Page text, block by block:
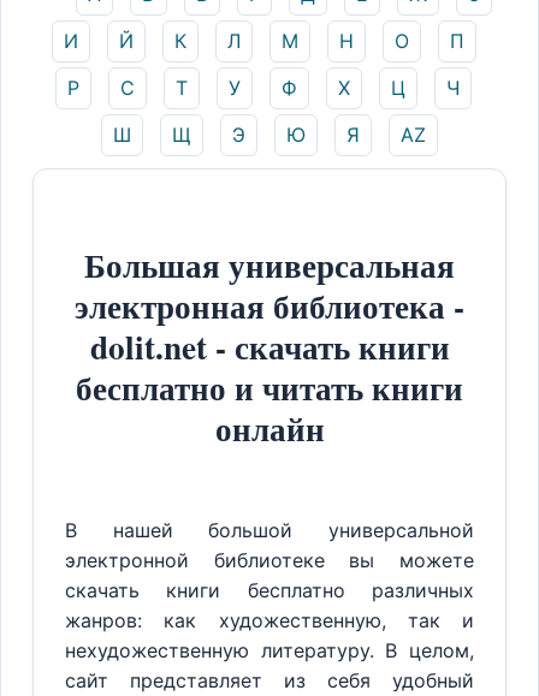
И
Й К Л М Н О
П
Р
С Т У Ф Х Ц
Ч
Ш
Щ Э Ю Я AZ
Большая универсальная
электронная библиотека -
dolit.net - скачать книги
бесплатно и читать книги
онлайн
В нашей большой универсальной
электронной библиотеке вы можете
скачать книги бесплатно различных
жанров: как художественную, так и
нехудожественную литературу. В целом,
сайт представляет из себя удобный